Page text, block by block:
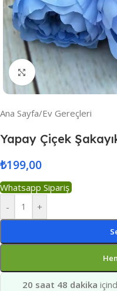
Resmi Büyüt
Ana Sayfa/Ev Gereçleri
Yapay Çiçek
₺199,00
Whatsapp Sipariş
-
+
20 saat 48 dakika